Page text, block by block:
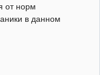
от норм
в данном